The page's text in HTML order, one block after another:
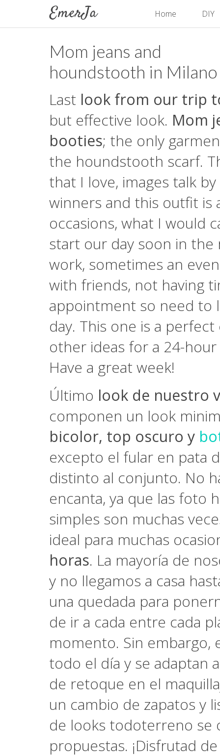
Home DIY
Mom jeans and
houndstooth in Milano
Last look from our trip
but effective look. Mom
booties; the only
the houndstooth scarf.
that I love, images talk
winners and this outfit is
occasions, what I would
start our day soon in
work, sometimes an
with friends, not having
appointment so need to
day. This one is a
other ideas for a 24-
Have a great week!
Último look de nuestro
componen un look
bicolor, top oscuro y
excepto el fular en pata
distinto al conjunto. No
encanta, ya que las foto
simples son muchas
ideal para muchas
horas. La mayoría de
y no llegamos a casa
una quedada para
de ir a cada entre cada
momento. Sin embargo,
todo el día y se adaptan
de retoque en el
un cambio de zapatos y
de looks todoterreno se
propuestas. ¡Disfrutad